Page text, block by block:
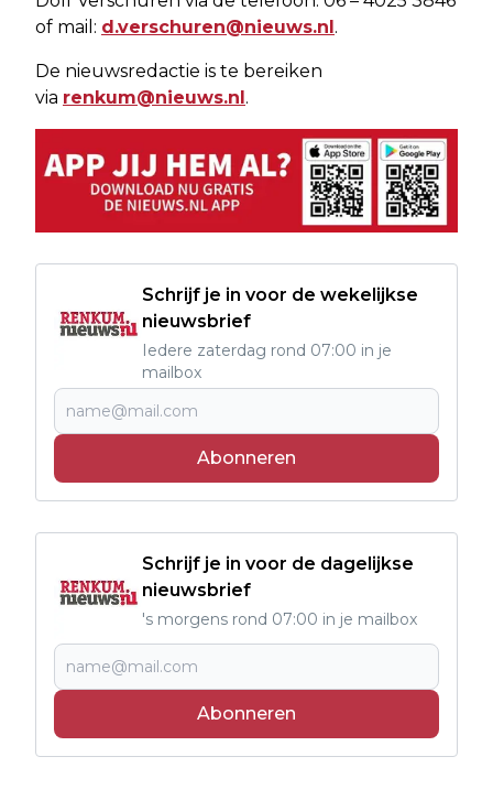
of mail: d.verschuren@nieuws.nl.
De nieuwsredactie is te bereiken
via renkum@nieuws.nl.
Schrijf je in voor de wekelijkse
nieuwsbrief
Iedere zaterdag rond 07:00 in je
mailbox
Abonneren
Schrijf je in voor de dagelijkse
nieuwsbrief
's morgens rond 07:00 in je mailbox
Abonneren